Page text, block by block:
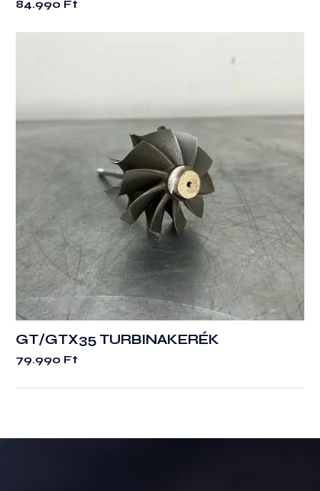
84.990 Ft
GT/GTX35 TURBINAKERÉK
79.990 Ft